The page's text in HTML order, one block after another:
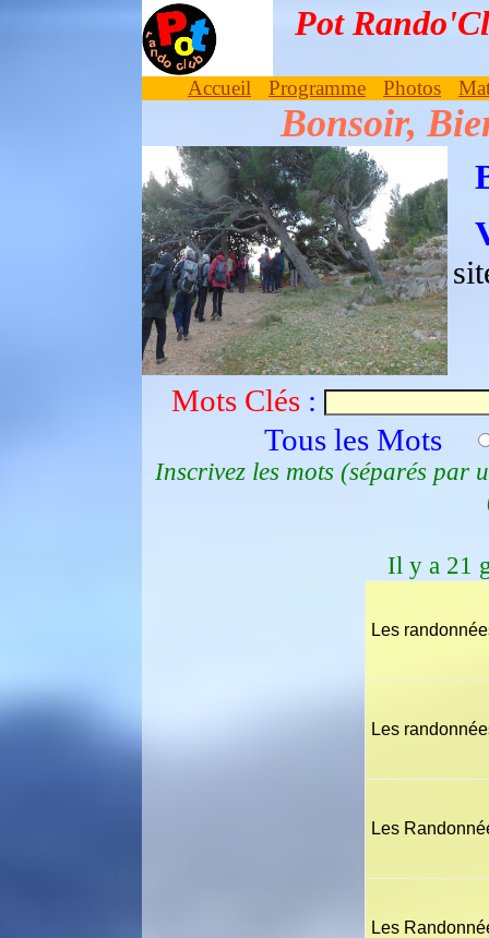
Pot
Accueil Programme Photos
Bonsoir,
Voici les
Mots Clés :
Tous les Mots
Inscrivez les mots (séparés par
Il y a 21
Les
Les
Les
Les